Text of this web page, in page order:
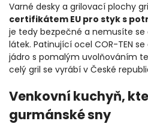
Varné desky a grilovací plochy
certifikátem EU pro styk s
je tedy bezpečné a nemusíte se
látek. Patinující ocel COR-TEN
jádro s pomalým uvolňováním
celý gril se vyrábí v České
Venkovní kuchyň,
gurmánské sny